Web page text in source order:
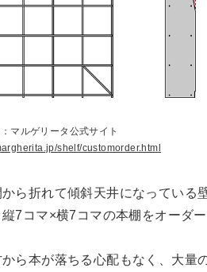
マルゲリータ公式サイト
shelf/customorder.html
ら折れて傾斜天井になっている
7コマ×横7コマの本棚をオーダ
ら本が落ちる心配もなく、大量